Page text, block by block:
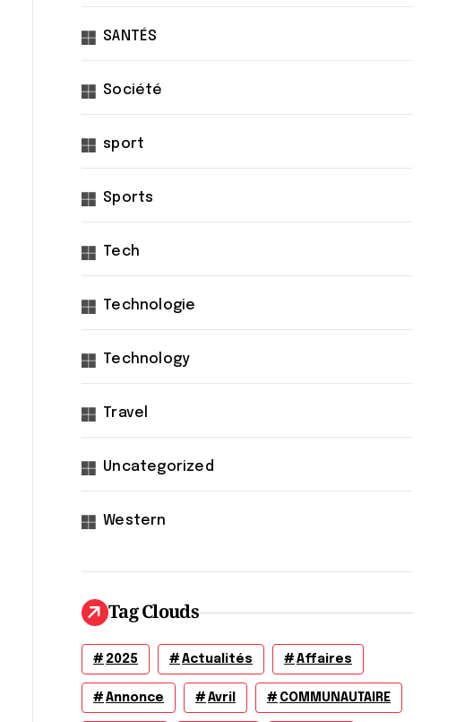
SANTÉS
Société
sport
Sports
Tech
Technologie
Technology
Travel
Uncategorized
Western
Tag Clouds
2025 Actualités Affaires
Annonce Avril COMMUNAUTAIRE